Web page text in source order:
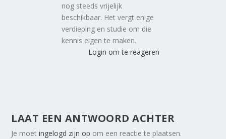
nog steeds vrijelijk
beschikbaar. Het vergt enige
verdieping en studie om die
kennis eigen te maken.
Login om te reageren
LAAT EEN ANTWOORD ACHTER
Je moetingelogd zijn op om een reactie te plaatsen.